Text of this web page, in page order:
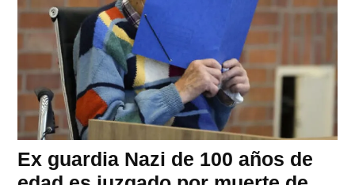
Ex guardia Nazi de 100 años de